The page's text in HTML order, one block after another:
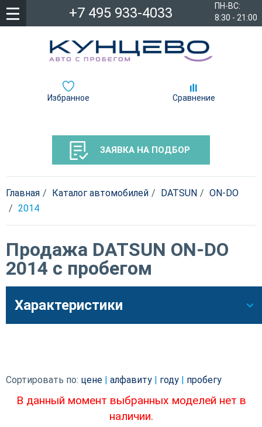
ПН-ВС:
8:30 - 21:00
+7 495 933-4033
Избранное Сравнение
ЗАЯВКА НА ПОДБОР
Главная Каталог автомобилей DATSUN
ON-DO
2014
Продажа DATSUN ON-DO
2014 с пробегом
Характеристики
Сортировать по: цене алфавиту году пробегу
В данный момент выбранных моделей нет в
наличии.